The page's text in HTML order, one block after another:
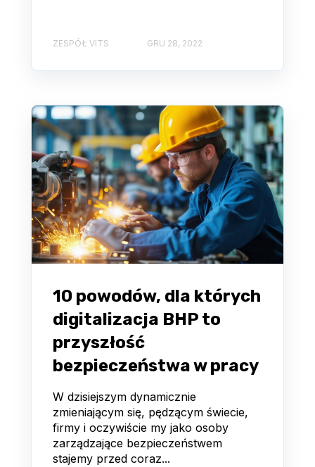
ZESPÓŁ VITS GRU 28, 2022
10 powodów, dla których
digitalizacja BHP to
przyszłość
bezpieczeństwa w pracy
W dzisiejszym dynamicznie
zmieniającym się, pędzącym świecie,
firmy i oczywiście my jako osoby
zarządzające bezpieczeństwem
stajemy przed coraz...